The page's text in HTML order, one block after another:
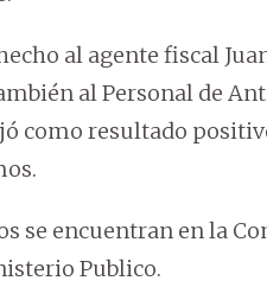
al agente fiscal
al Personal de
como resultado
se encuentran en la
Publico.